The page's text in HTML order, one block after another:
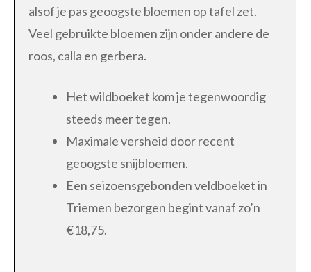
alsof je pas geoogste bloemen op tafel zet.
Veel gebruikte bloemen zijn onder andere de
roos, calla en gerbera.
Het wildboeket kom je tegenwoordig
steeds meer tegen.
Maximale versheid door recent
geoogste snijbloemen.
Een seizoensgebonden veldboeket in
Triemen bezorgen begint vanaf zo’n
€18,75.